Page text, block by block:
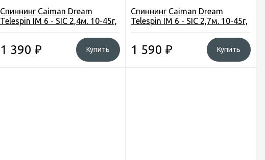
Спиннинг Caiman Dream
Telespin IM 6 - SIC 2,4м. 10-45г,
1 390 ₽ Купить
Спиннинг Caiman Dream
Telespin IM 6 - SIC 2,7м. 10-45г,
1 590 ₽ Купить